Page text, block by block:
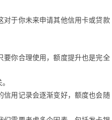
对于你未来申请其他信用卡或贷款
要你合理使用，额度提升也是完全
信用记录会逐渐变好，额度也会随